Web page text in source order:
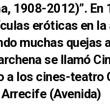
1908-2012)”. En
eróticas en
muchas quejas
se llamó
a los cines-teatro
(Avenida)